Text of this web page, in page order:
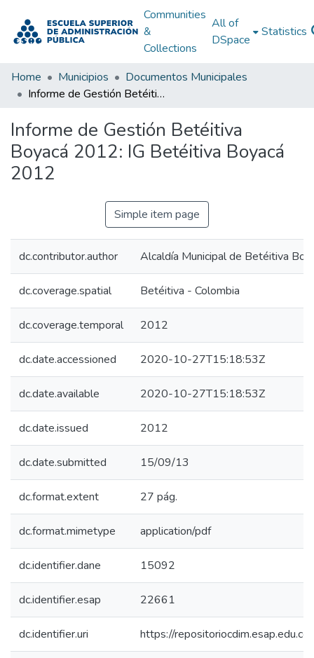
Communities
&
Collections
All of
DSpace
Statistics
Home Municipios
Documentos Municipales
Informe de Gestión Betéitiva Boyacá 2012: IG Betéitiva Boyacá 2012
Informe de Gestión Betéitiva
Boyacá 2012: IG Betéitiva Boyacá
2012
Simple item page
dc.contributor.author Alcaldía Municipal de Betéitiva
dc.coverage.spatial Betéitiva - Colombia
dc.coverage.temporal 2012
dc.date.accessioned 2020-10-27T15:18:53Z
dc.date.available 2020-10-27T15:18:53Z
dc.date.issued 2012
dc.date.submitted 15/09/13
dc.format.extent 27 pág.
dc.format.mimetype application/pdf
dc.identifier.dane 15092
dc.identifier.esap 22661
dc.identifier.uri https://